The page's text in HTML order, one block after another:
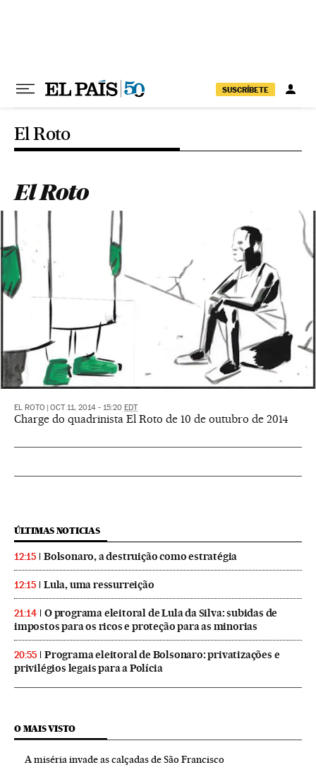
SUSCRÍBETE
El Roto
El Roto
EL ROTO OCT 11, 2014 - 15:20 EDT
Charge do quadrinista El Roto de 10 de outubro de 2014
ÚLTIMAS NOTICIAS
12:15 Bolsonaro, a destruição como estratégia
12:15 Lula, uma ressurreição
21:14
O programa eleitoral de Lula da Silva: subidas de
impostos para os ricos e proteção para as minorias
20:55
Programa eleitoral de Bolsonaro: privatizações e
privilégios legais para a Polícia
O MAIS VISTO
A miséria invade as calçadas de São Francisco